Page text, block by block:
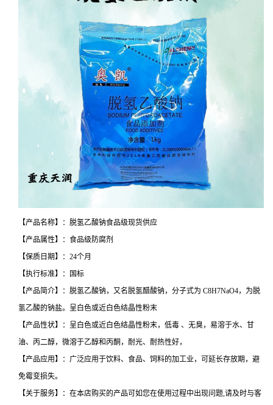
【产品名称】：脱氢乙酸钠食品级现货供应
【产品属性】：食品级防腐剂
【保质日期】：24个月
【执行标准】：国标
【产品简介】：脱氢乙酸钠，又名脱氢醋酸钠，分子式为 C8H7NaO4，为脱
氢乙酸的钠盐。呈白色或近白色结晶性粉末
【产品性状】：呈白色或近白色结晶性粉末，低毒 、无臭，易溶于水、甘
油、丙二醇，微溶于乙醇和丙酮，耐光、耐热性好，
【产品应用】：广泛应用于饮料、食品、饲料的加工业，可延长存放期，避
免霉变损失。
【关于服务】：在本店购买的产品可如您在使用过程中出现问题,请及时与客